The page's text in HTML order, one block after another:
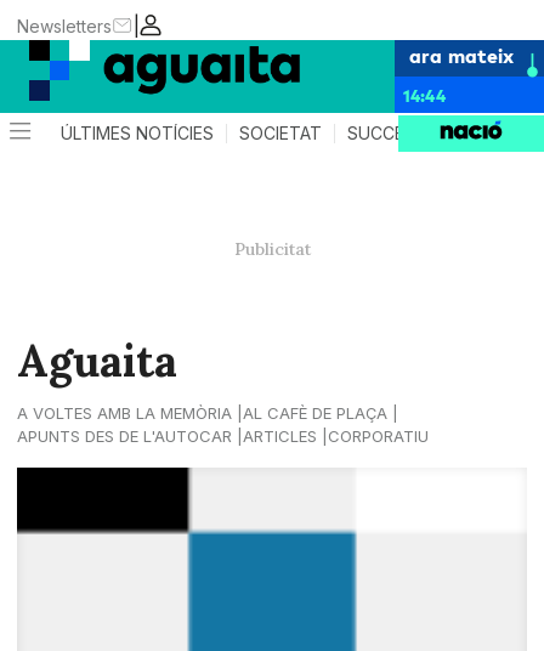
|
Newsletters
ara mateix
14:44
ÚLTIMES NOTÍCIES SOCIETAT SUCCESSOS AGENDA
Aguaita
A VOLTES AMB LA MEMÒRIA
AL CAFÈ DE PLAÇA
APUNTS DES DE L'AUTOCAR
ARTICLES CORPORATIU